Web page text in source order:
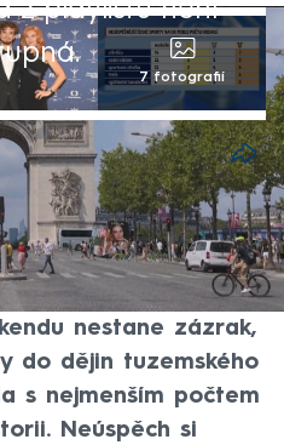
z playlistu není
7 fotografií
pomalu chýlí ke
výprava zatím
medaile. Pokud se
nestane zázrak,
do dějin tuzemského
s nejmenším počtem
Neúspěch si